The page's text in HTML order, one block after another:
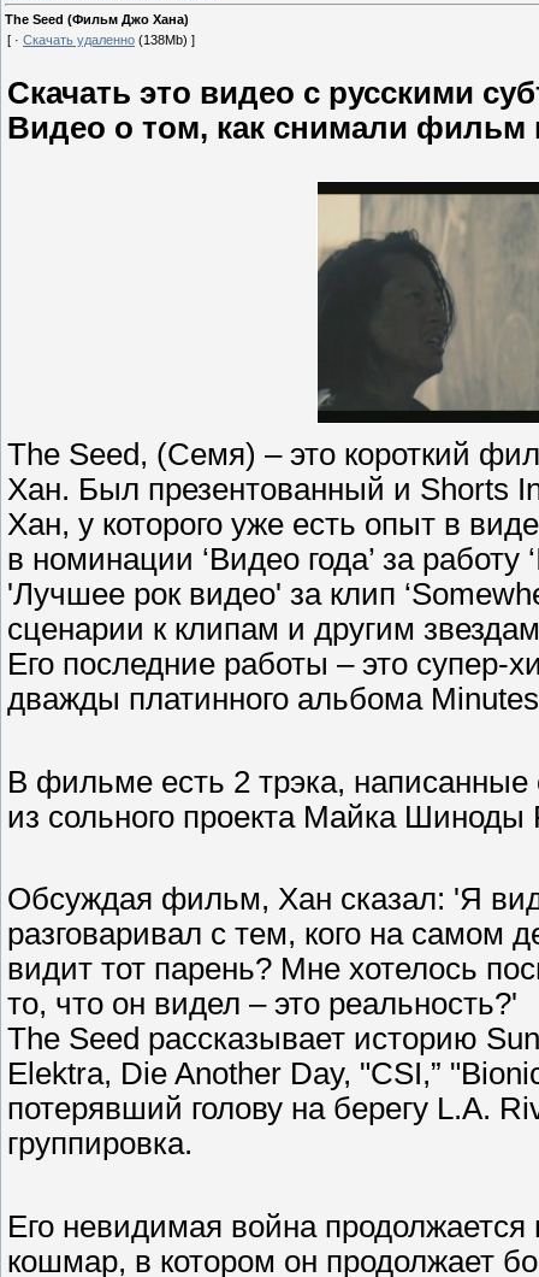
The Seed (Фильм Джо Хана)
[ · Скачать удаленно (138Mb) ]
Скачать это видео с русскими
Видео о том, как снимали фильм
The Seed, (Семя) – это короткий
Хан. Был презентованный и Shorts
Хан, у которого уже есть опыт в
в номинации ‘Видео года’ за
'Лучшее рок видео' за клип
сценарии к клипам и другим
Его последние работы – это супер-
дважды платинного альбома
В фильме есть 2 трэка,
из сольного проекта Майка Шиноды
Обсуждая фильм, Хан сказал: 'Я
разговаривал с тем, кого на самом
видит тот парень? Мне хотелось
то, что он видел – это реальность?'
The Seed рассказывает историю
Elektra, Die Another Day, "CSI,”
потерявший голову на берегу L.A.
группировка.
Его невидимая война
кошмар, в котором он продолжает